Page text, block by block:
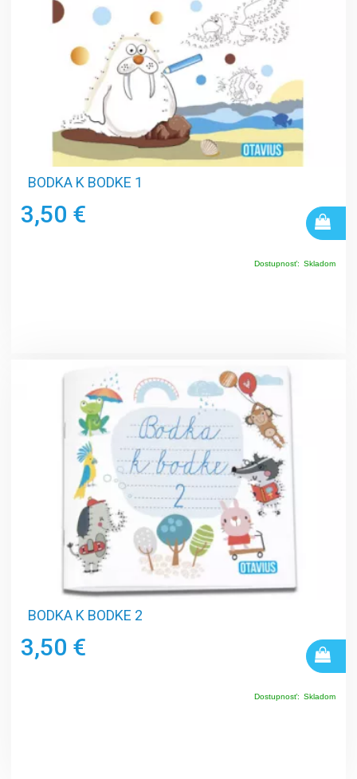
BODKA K BODKE 1
3,50 €
Dostupnosť: Skladom
BODKA K BODKE 2
3,50 €
Dostupnosť: Skladom